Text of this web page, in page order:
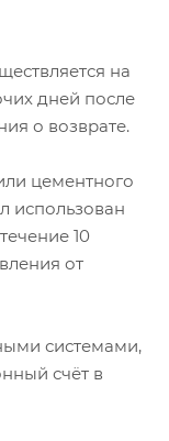
на
дней после
о возврате.
цементного
использован
10
от
системами,
счёт в